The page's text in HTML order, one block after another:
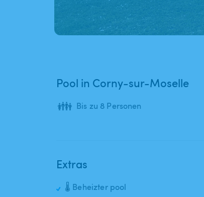
Pool in Corny-sur-Moselle
👪 Bis zu 8 Personen
Extras
🌡️ Beheizter pool